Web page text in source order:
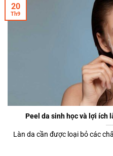
Peel da sinh học và lợi ích
Làn da cần được loại bỏ các
20
Th9